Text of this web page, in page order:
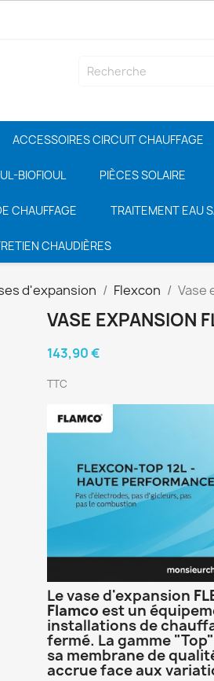
ACCESSOIRES CIRCUIT CHAUFFAGE
BIOFIOUL PIÈCES SOLAIRE
CHAUFFAGE TRAITEMENT EAU
CHAUDIÈRES
d'expansion Flexcon Vase
VASE EXPANSION
143,90 €
TTC
Le vase d'expansion
Flamco est un
installations de
fermé. La gamme
sa membrane de
accrue face aux